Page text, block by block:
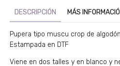
DESCRIPCIÓN MÁS
Pupera tipo muscu crop de
Estampada en DTF
Viene en dos talles y en blanco y